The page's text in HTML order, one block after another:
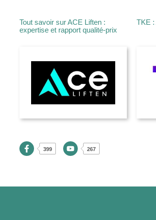
Tout savoir sur ACE Liften :
expertise et rapport qualité-prix
TKE :
399 267